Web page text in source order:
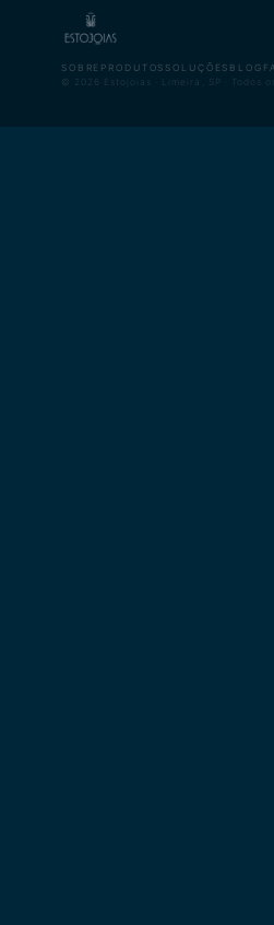
SOBRE PRODUTOS SOLUÇÕES BLOG
© 2026 Estojoias · Limeira, SP · Todos